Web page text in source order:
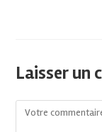
Laisser un